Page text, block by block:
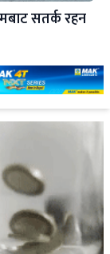
सतर्क रहन